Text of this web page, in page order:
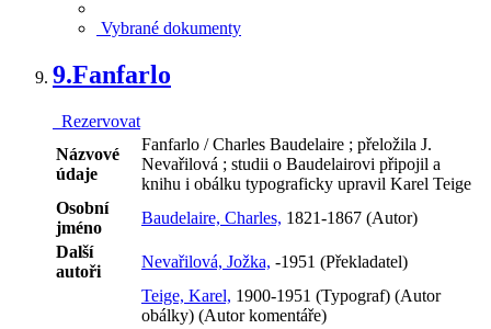
Vybrané dokumenty
9.Fanfarlo
Rezervovat
Názvové
údaje
Fanfarlo / Charles Baudelaire ; přeložila J.
Nevařilová ; studii o Baudelairovi připojil a
knihu i obálku typograficky upravil Karel Teige
Osobní
jméno
Baudelaire, Charles, 1821-1867 (Autor)
Další
autoři
Nevařilová, Jožka, -1951 (Překladatel)
Teige, Karel, 1900-1951 (Typograf) (Autor
obálky) (Autor komentáře)